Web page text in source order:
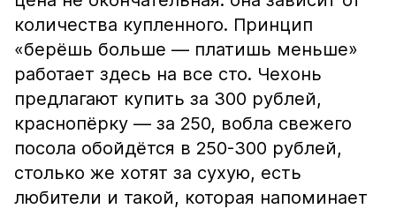
количества купленного. Принцип
«берёшь больше — платишь меньше»
работает здесь на все сто. Чехонь
предлагают купить за 300 рублей,
краснопёрку — за 250, вобла свежего
посола обойдётся в 250-300 рублей,
столько же хотят за сухую, есть
любители и такой, которая напоминает